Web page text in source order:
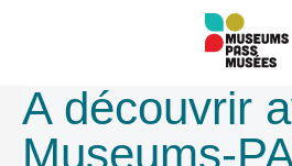
A découvrir
Museums-
Panneau de gestion des cookies